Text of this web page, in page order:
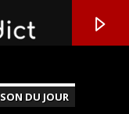
SON DU JOUR